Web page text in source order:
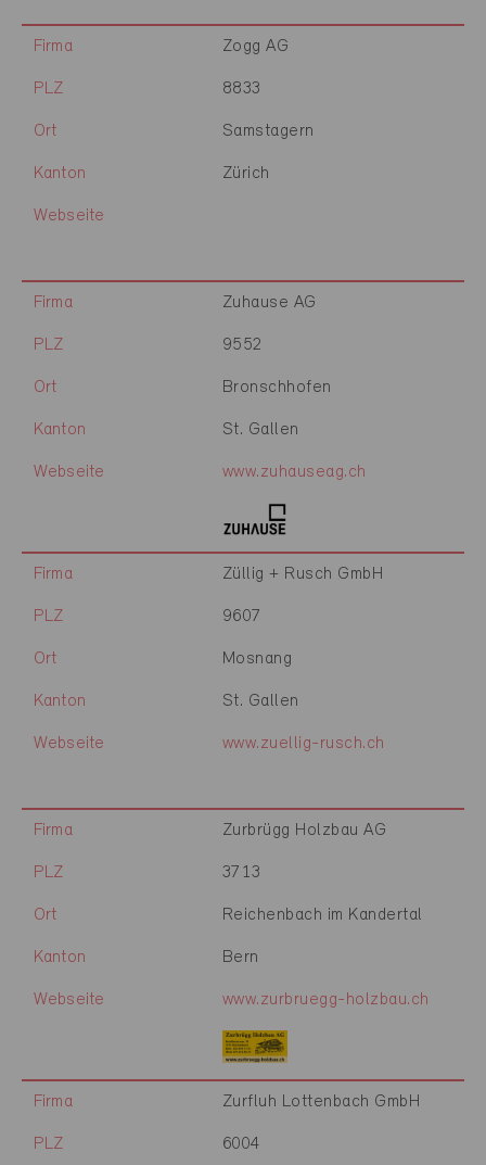
Firma Zogg AG
PLZ 8833
Ort Samstagern
Kanton Zürich
Webseite
Firma Zuhause AG
PLZ 9552
Ort Bronschhofen
Kanton St. Gallen
Webseite www.zuhauseag.ch
Firma Züllig + Rusch GmbH
PLZ 9607
Ort Mosnang
Kanton St. Gallen
Webseite www.zuellig-rusch.ch
Firma Zurbrügg Holzbau AG
PLZ 3713
Ort Reichenbach im Kandertal
Kanton Bern
Webseite www.zurbruegg-holzbau.ch
Firma Zurfluh Lottenbach GmbH
PLZ 6004